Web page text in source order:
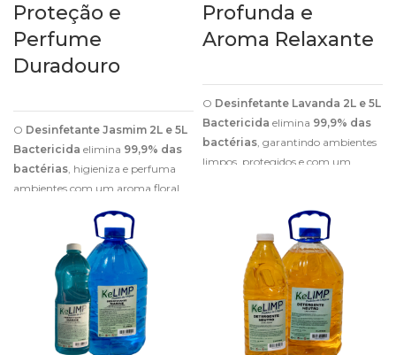
Proteção e
Perfume
Duradouro
O Desinfetante Jasmim 2L e 5L
Bactericida elimina 99,9% das
bactérias, higieniza e perfuma
ambientes com um aroma floral
sofisticado e duradouro.
Profunda e
Aroma Relaxante
O Desinfetante Lavanda 2L e 5L
Bactericida elimina 99,9% das
bactérias, garantindo ambientes
limpos, protegidos e com um